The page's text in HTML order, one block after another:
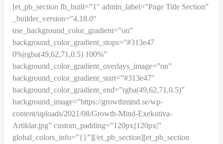
[et_pb_section fb_built=”1″ admin_label=”Page Title Section”
_builder_version=”4.18.0″
use_background_color_gradient=”on”
background_color_gradient_stops=”#313e47
0%|rgba(49,62,71,0.5) 100%”
background_color_gradient_overlays_image=”on”
background_color_gradient_start=”#313e47″
background_color_gradient_end=”rgba(49,62,71,0.5)”
background_image=”https://growthmind.se/wp-
content/uploads/2021/08/Growth-Mind-Exekutiva-
Artiklar.jpg” custom_padding=”120px||120px|”
global_colors_info=”{}”][/et_pb_section][et_pb_section